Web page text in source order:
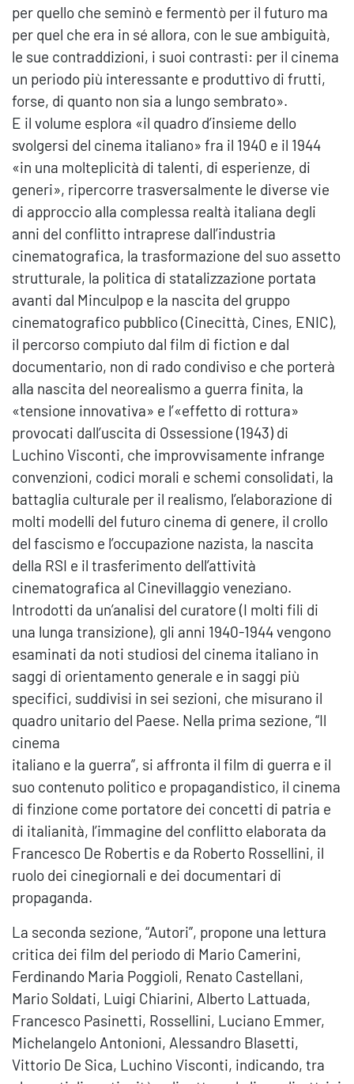
per quello che seminò e fermentò per il futuro ma
per quel che era in sé allora, con le sue ambiguità,
le sue contraddizioni, i suoi contrasti: per il cinema
un periodo più interessante e produttivo di frutti,
forse, di quanto non sia a lungo sembrato».
E il volume esplora «il quadro d’insieme dello
svolgersi del cinema italiano» fra il 1940 e il 1944
«in una molteplicità di talenti, di esperienze, di
generi», ripercorre trasversalmente le diverse vie
di approccio alla complessa realtà italiana degli
anni del conflitto intraprese dall’industria
cinematografica, la trasformazione del suo assetto
strutturale, la politica di statalizzazione portata
avanti dal Minculpop e la nascita del gruppo
cinematografico pubblico (Cinecittà, Cines, ENIC),
il percorso compiuto dal film di fiction e dal
documentario, non di rado condiviso e che porterà
alla nascita del neorealismo a guerra finita, la
«tensione innovativa» e l’«effetto di rottura»
provocati dall’uscita di Ossessione (1943) di
Luchino Visconti, che improvvisamente infrange
convenzioni, codici morali e schemi consolidati, la
battaglia culturale per il realismo, l’elaborazione di
molti modelli del futuro cinema di genere, il crollo
del fascismo e l’occupazione nazista, la nascita
della RSI e il trasferimento dell’attività
cinematografica al Cinevillaggio veneziano.
Introdotti da un’analisi del curatore (I molti fili di
una lunga transizione), gli anni 1940-1944 vengono
esaminati da noti studiosi del cinema italiano in
saggi di orientamento generale e in saggi più
specifici, suddivisi in sei sezioni, che misurano il
quadro unitario del Paese. Nella prima sezione, “Il
cinema
italiano e la guerra”, si affronta il film di guerra e il
suo contenuto politico e propagandistico, il cinema
di finzione come portatore dei concetti di patria e
di italianità, l’immagine del conflitto elaborata da
Francesco De Robertis e da Roberto Rossellini, il
ruolo dei cinegiornali e dei documentari di
propaganda.
La seconda sezione, “Autori”, propone una lettura
critica dei film del periodo di Mario Camerini,
Ferdinando Maria Poggioli, Renato Castellani,
Mario Soldati, Luigi Chiarini, Alberto Lattuada,
Francesco Pasinetti, Rossellini, Luciano Emmer,
Michelangelo Antonioni, Alessandro Blasetti,
Vittorio De Sica, Luchino Visconti, indicando, tra